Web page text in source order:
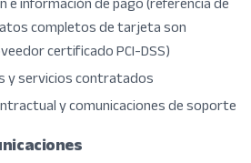
e información de pago (referencia de
completos de tarjeta son
certificado PCI-DSS)
y servicios contratados
y comunicaciones de soporte